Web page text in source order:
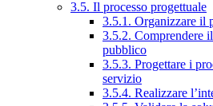
3.5. Il processo progettuale
3.5.1. Organizzare il
3.5.2. Comprendere
pubblico
3.5.3. Progettare i
servizio
3.5.4. Realizzare